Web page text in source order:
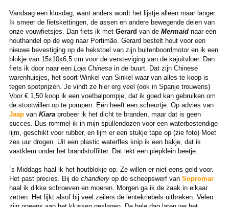
Vandaag een klusdag, want anders wordt het lijstje alleen maar langer.
Ik smeer de fietskettingen, de assen en andere bewegende delen van
onze vouwfietsjes. Dan fiets ik met Gerard van de Mermaidnaar een
houthandel op de weg naar Portimão. Gerard bestelt hout voor een
nieuwe bevestiging op de hekstoel van zijn buitenboordmotor en ik een
blokje van 15x10x6,5 cm voor de versteviging van de kajuitvloer. Dan
fiets ik door naar een Loja Chinesain de buurt. Dat zijn Chinese
warenhuisjes, het soort Winkel van Sinkel waar van alles te koop is
tegen spotprijzen. Je vindt ze hier erg veel (ook in Spanje trouwens)
Voor € 1,50 koop ik een voetbalpompje, dat ik goed kan gebruiken om
de stootwillen op te pompen. Eén heeft een scheurtje. Op advies van
Jaap van Kiaraprobeer ik het dicht te branden, maar dat is geen
succes. Dus rommel ik in mijn spullendozen voor een waterbestendige
lijm, geschikt voor rubber, en lijm er een stukje tape op (zie foto) Moet
zes uur drogen. Uit een plastic waterfles knip ik een bakje, dat ik
vastklem onder het brandstoffilter. Dat lekt een piepklein beetje.
´s Middags haal ik het houtblokje op. Ze willen er niet eens geld voor.
Het past precies. Bij de chandleryop de scheepswerf van Sopromar
haal ik dikke schroeven en moeren. Morgen ga ik de zaak in elkaar
zetten. Het lijkt alsof bij veel zeilers de lentekriebels uitbreken. Velen